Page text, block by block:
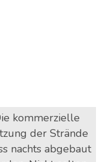
kommerzielle
der Strände
nachts abgebaut